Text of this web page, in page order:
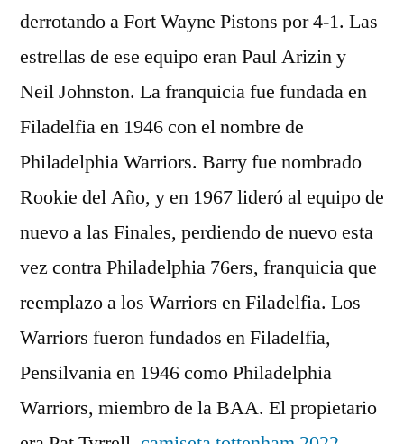
derrotando a Fort Wayne Pistons por 4-1. Las
estrellas de ese equipo eran Paul Arizin y
Neil Johnston. La franquicia fue fundada en
Filadelfia en 1946 con el nombre de
Philadelphia Warriors. Barry fue nombrado
Rookie del Año, y en 1967 lideró al equipo de
nuevo a las Finales, perdiendo de nuevo esta
vez contra Philadelphia 76ers, franquicia que
reemplazo a los Warriors en Filadelfia. Los
Warriors fueron fundados en Filadelfia,
Pensilvania en 1946 como Philadelphia
Warriors, miembro de la BAA. El propietario